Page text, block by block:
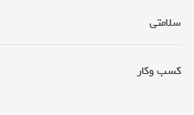
سلامتی
کسب وکار